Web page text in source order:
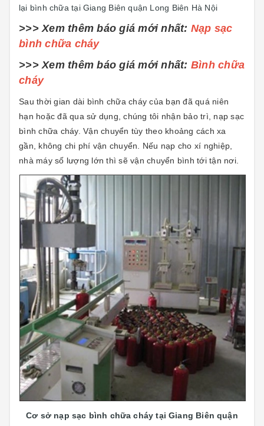
lại bình chữa tại Giang Biên quận Long Biên Hà Nội
>>> Xem thêm báo giá mới nhất: Nạp sạc
bình chữa cháy
>>> Xem thêm báo giá mới nhất: Bình chữa
cháy
Sau thời gian dài bình chữa cháy của bạn đã quá niên
hạn hoặc đã qua sử dụng, chúng tôi nhận bảo trì, nạp sạc
bình chữa cháy. Vận chuyển tùy theo khoảng cách xa
gần, không chi phí vận chuyển. Nếu nạp cho xí nghiệp,
nhà máy số lượng lớn thì sẽ vận chuyển bình tới tận nơi.
Cơ sở nạp sạc bình chữa cháy tại Giang Biên quận